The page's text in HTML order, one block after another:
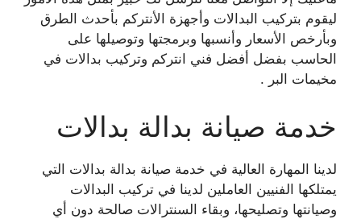
ليقوم بتركيب البدالات وأجهزة الأنتركم بأحدث الطرق
وبأرخص الأسعار وأنسبها وبرمجتها وتوصيلها على
الحاسب بفضل أفضل فني انتركم وتركيب بدالات في
مخيمات البر .
خدمة صيانة بدالة بدالات
لدينا المهارة العالية في خدمة صيانة بدالة بدالات التي
يمتلكها الفنيين العاملين لدينا في تركيب البدالات
وصيانتها وتصليحها، وبقاء السنترالات صالحة دون أي